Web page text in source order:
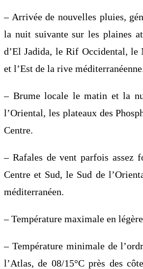
– Arrivée de nouvelles pluies,
la nuit suivante sur les plaines
d’El Jadida, le Rif Occidental, le
et l’Est de la rive
– Brume locale le matin et la
l’Oriental, les plateaux des
Centre.
– Rafales de vent parfois assez
Centre et Sud, le Sud de
méditerranéen.
– Température maximale en
– Température minimale de
l’Atlas, de 08/15°C près des